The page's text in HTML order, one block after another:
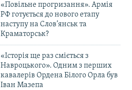
«Повільне прогризання». Армія
РФ готується до нового етапу
наступу на Слов’янськ та
Краматорськ?
«Історія ще раз сміється з
Навроцького». Одним з перших
кавалерів Ордена Білого Орла був
Іван Мазепа